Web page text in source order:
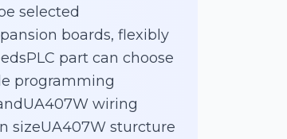
selected
boards, flexibly
part can choose
programming
wiring
sizeUA407W sturcture